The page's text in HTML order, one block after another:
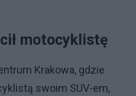
motocyklistę
Krakowa, gdzie
swoim SUV-em,